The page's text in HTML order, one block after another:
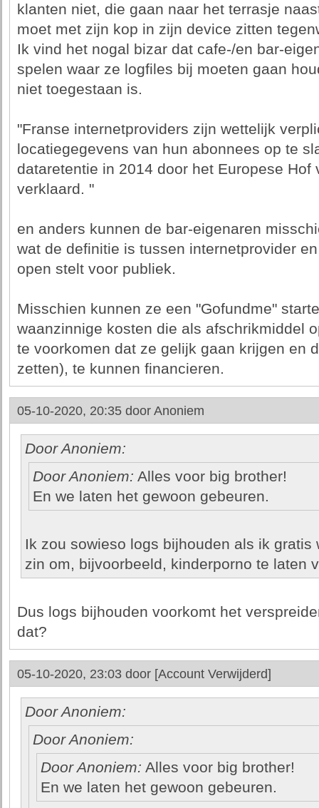
klanten niet, die gaan naar het terrasje
moet met zijn kop in zijn device zitten
Ik vind het nogal bizar dat cafe-/en bar-
spelen waar ze logfiles bij moeten gaan
niet toegestaan is.
"Franse internetproviders zijn wettelijk
locatiegegevens van hun abonnees op te
dataretentie in 2014 door het Europese Hof
verklaard. "
en anders kunnen de bar-eigenaren
wat de definitie is tussen internetprovider
open stelt voor publiek.
Misschien kunnen ze een "Gofundme"
waanzinnige kosten die als afschrikmiddel
te voorkomen dat ze gelijk gaan krijgen en
zetten), te kunnen financieren.
05-10-2020, 20:35 door Anoniem
Door Anoniem:
Door Anoniem: Alles voor big brother!
En we laten het gewoon gebeuren.
Ik zou sowieso logs bijhouden als ik gratis
zin om, bijvoorbeeld, kinderporno te laten
Dus logs bijhouden voorkomt het
dat?
05-10-2020, 23:03 door [Account Verwijderd]
Door Anoniem:
Door Anoniem:
Door Anoniem: Alles voor big brother!
En we laten het gewoon gebeuren.